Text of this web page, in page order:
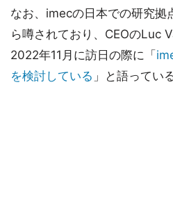
なお、imecの日本での研究拠
ら噂されており、CEOのLuc
2022年11月に訪日の際に「
を検討している 」と語っている